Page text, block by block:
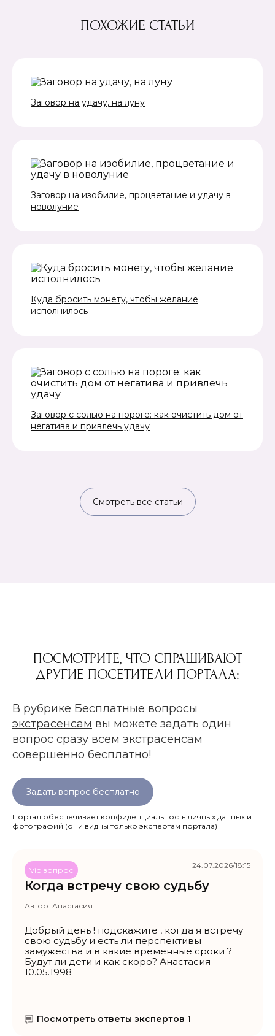
ПОХОЖИЕ СТАТЬИ
Заговор на удачу, на луну
Заговор на изобилие, процветание и удачу в
новолуние
Куда бросить монету, чтобы желание
исполнилось
Заговор с солью на пороге: как очистить дом от
негатива и привлечь удачу
Смотреть все статьи
ПОСМОТРИТЕ, ЧТО СПРАШИВАЮТ
ДРУГИЕ ПОСЕТИТЕЛИ ПОРТАЛА:
В рубрике Бесплатные вопросы
экстрасенсам вы можете задать один
вопрос сразу всем экстрасенсам
совершенно бесплатно!
Задать вопрос бесплатно
Портал обеспечивает конфиденциальность личных данных и
фотографий (они видны только экспертам портала)
Когда встречу свою судьбу
Vip вопрос
Автор: Анастасия
Добрый день ! подскажите , когда я встречу
свою судьбу и есть ли перспективы
замужества и в какие временные сроки ?
Будут ли дети и как скоро? Анастасия
10.05.1998
Посмотреть ответы экспертов 1
24.07.2026/18:15